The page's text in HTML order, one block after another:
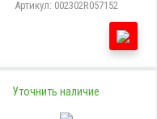
Артикул: 002302R057152
Уточнить наличие